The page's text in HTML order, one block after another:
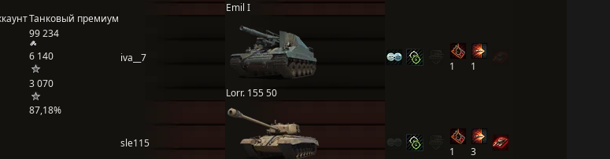
Танковый премиум
99 234
6 140
3 070
87,18%
Emil I
iva__7
Lorr. 155 50
1 1
sle115
1 3